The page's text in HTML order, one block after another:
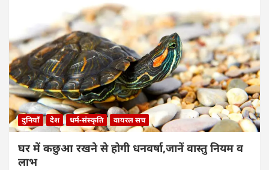
दुनियाँ देश धर्म-संस्कृति वायरल सच
घर में कछुआ रखने से होगी धनवर्षा,जानें वास्तु नियम व
लाभ